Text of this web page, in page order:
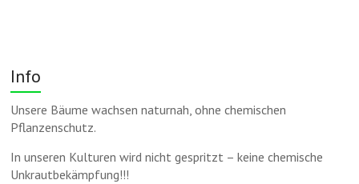
Info
Unsere Bäume wachsen naturnah, ohne chemischen
Pflanzenschutz.
In unseren Kulturen wird nicht gespritzt – keine chemische
Unkrautbekämpfung!!!